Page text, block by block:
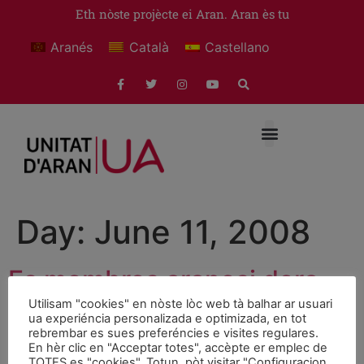
Eth nòste projècte ei Aran. Aran ès tu
Aranés Català Castellano
Day: June 11, 2008
Es membres aranesi dera
comission entara Lei d’Aran
s’amassen deman en
Utilisam "cookies" en nòste lòc web tà balhar ar usuari
ua experiéncia personalizada e optimizada, en tot
rebrembar es sues preferéncies e visites regulares.
En hèr clic en "Acceptar totes", accèpte er emplec de